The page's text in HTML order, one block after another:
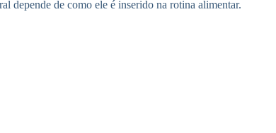
depende de como ele é inserido na rotina alimentar.